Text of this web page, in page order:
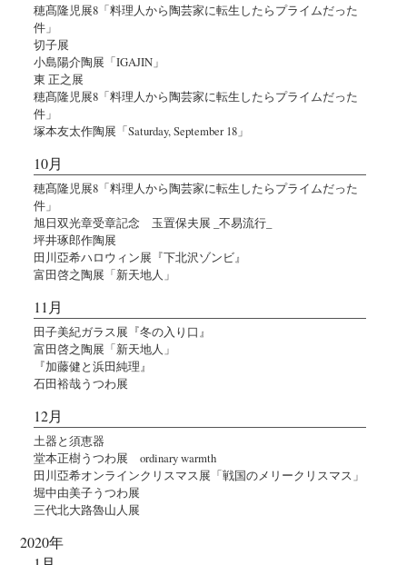
穂髙隆児展8「料理人から陶芸家に転生したらプライムだった
件」
切子展
小島陽介陶展「IGAJIN」
東 正之展
穂髙隆児展8「料理人から陶芸家に転生したらプライムだった
件」
塚本友太作陶展「Saturday, September 18」
10月
穂髙隆児展8「料理人から陶芸家に転生したらプライムだった
件」
旭日双光章受章記念 玉置保夫展 _不易流行_
坪井琢郎作陶展
田川亞希ハロウィン展『下北沢ゾンビ』
富田啓之陶展「新天地人」
11月
田子美紀ガラス展『冬の入り口』
富田啓之陶展「新天地人」
『加藤健と浜田純理』
石田裕哉うつわ展
12月
土器と須恵器
堂本正樹うつわ展 ordinary warmth
田川亞希オンラインクリスマス展「戦国のメリークリスマス」
堀中由美子うつわ展
三代北大路魯山人展
2020年